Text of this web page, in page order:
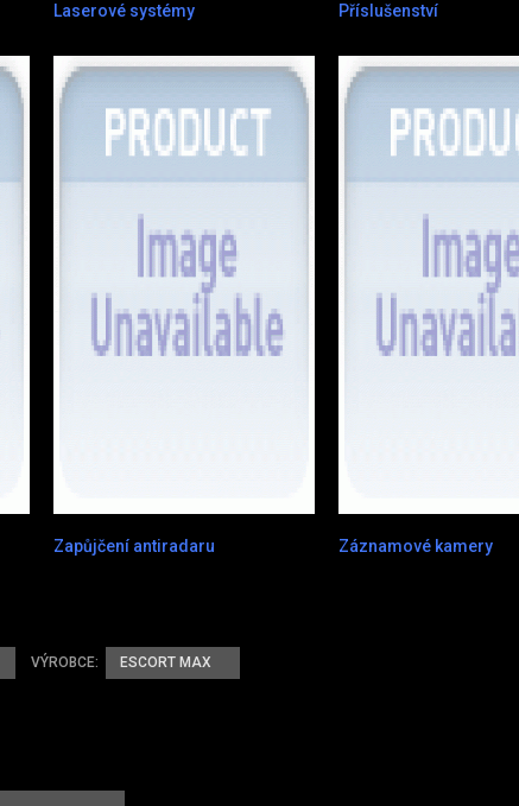
Laserové systémy Příslušenství
Zapůjčení antiradaru Záznamové kamery
VÝROBCE: ESCORT MAX